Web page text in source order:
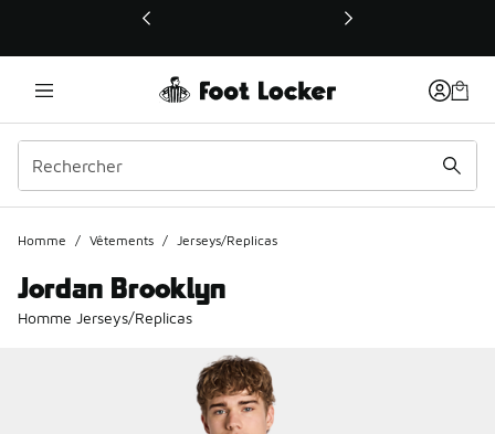
Ce lien ouvrira une nouvelle fenêtre
Homme / Vêtements / Jerseys/Replicas
Jordan Brooklyn
Homme Jerseys/Replicas